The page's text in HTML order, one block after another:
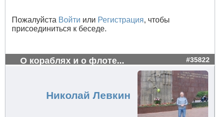
Пожалуйста Войти или Регистрация, чтобы
присоединиться к беседе.
О кораблях и о флоте... #35822
Николай Левкин